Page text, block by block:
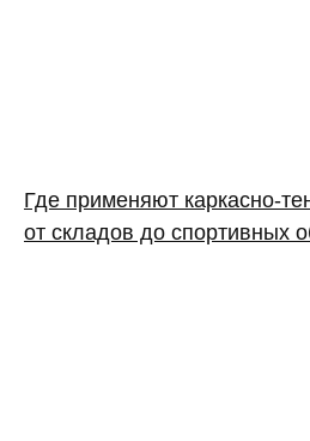
Где применяют
от складов до спортивных